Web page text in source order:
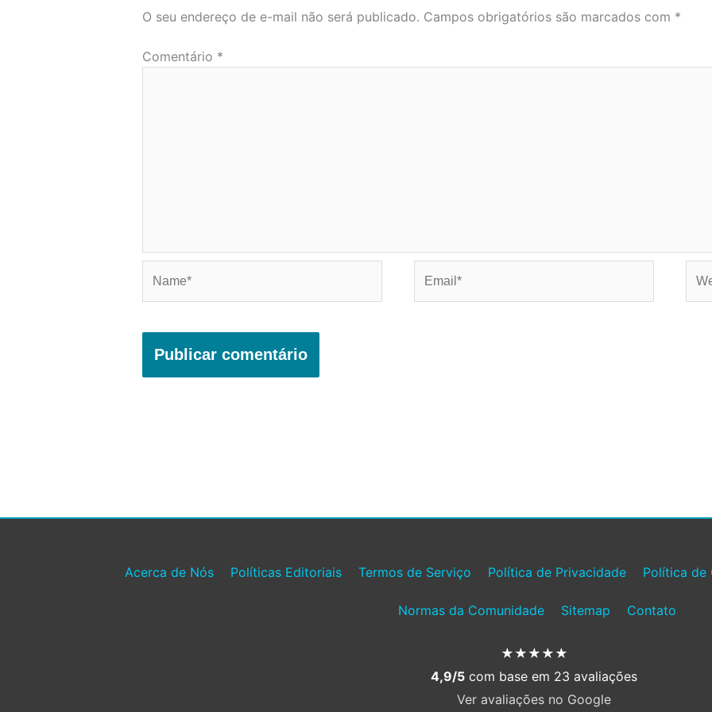
O seu endereço de e-mail não será publicado. Campos obrigatórios são marcados com *
Comentário *
Acerca de Nós Políticas Editoriais Termos de Serviço Política de Privacidade Política de
Normas da Comunidade Sitemap Contato
★★★★★
4,9/5 com base em 23 avaliações
Ver avaliações no Google